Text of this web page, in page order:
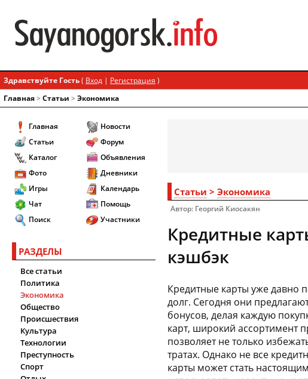
Здравствуйте Гость( Вход | Регистрация )
Главная> Статьи > Экономика
Главная
Статьи
Каталог
Фото
Игры
Чат
Поиск
Новости
Форум
Объявления
Дневники
Календарь
Помощь
Участники
РАЗДЕЛЫ
Все статьи
Политика
Экономика
Общество
Происшествия
Культура
Технологии
Преступность
Спорт
Статьи > Экономика
Автор: Георгий Киосакян
Кредитные
кэшбэк
Кредитные карты уже давно
долг. Сегодня они
бонусов, делая каждую
карт, широкий ассортимент
позволяет не только
тратах. Однако не все
карты может стать